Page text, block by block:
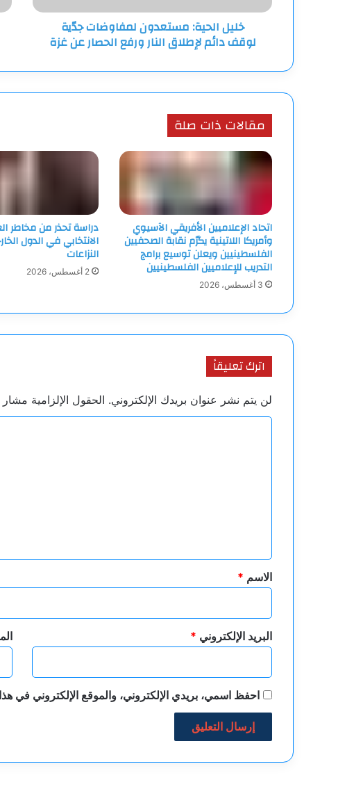
النار
الحصار
غزة
خليل الحية: مستعدون لمفاوضات جدّية
لوقف دائم لإطلاق النار ورفع الحصار عن غزة
مقالات ذات صلة
اتحاد الإعلاميين الأفريقي الآسيوي
وأمريكا اللاتينية يكرّم نقابة الصحفيين
الفلسطينيين ويعلن توسيع برامج
التدريب للإعلاميين الفلسطينيين
3 أغسطس، 2026
دراسة تحذر من مخاطر
الانتخابي في الدول
النزاعات
2 أغسطس، 2026
اترك تعليقاً
لن يتم نشر عنوان بريدك الإلكتروني. الحقول الإلزامية مشار
*
الاسم *
البريد الإلكتروني *
احفظ اسمي، بريدي الإلكتروني، والموقع الإلكتروني في